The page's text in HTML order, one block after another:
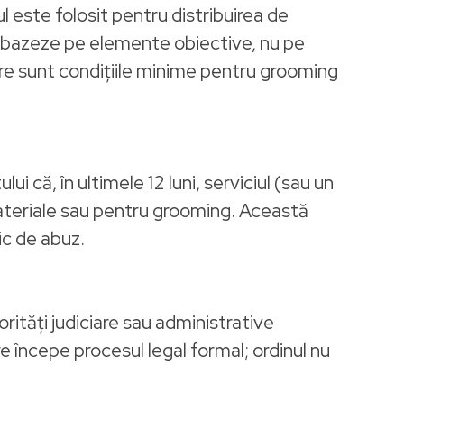
este folosit pentru distribuirea de
pe elemente obiective, nu pe
sunt condițiile minime pentru grooming
că, în ultimele 12 luni, serviciul (sau un
sau pentru grooming. Această
de abuz.
judiciare sau administrative
procesul legal formal; ordinul nu